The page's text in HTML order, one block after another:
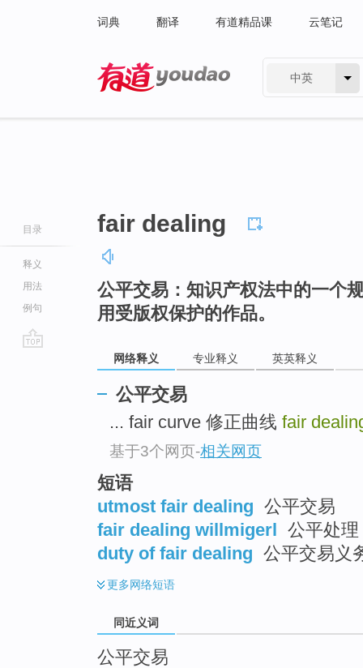
词典 翻译 有道精品课 云笔记
中英
目录
释义
用法
例句
fair dealing
公平交易：知识产权法中的一个
用受版权保护的作品。
网络释义 专业释义 英英释义
公平交易
... fair curve 修正曲线 fair
基于3个网页-相关网页
短语
utmost fair dealing 公平交易
fair dealing willmigerl 公平处理
duty of fair dealing 公平交易义
更多网络短语
同近义词
公平交易